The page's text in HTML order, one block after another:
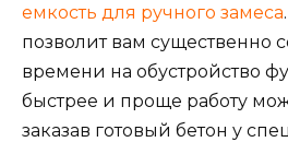
емкость для ручного замеса
позволит вам существенно
времени на обустройство
быстрее и проще работу
заказав готовый бетон у